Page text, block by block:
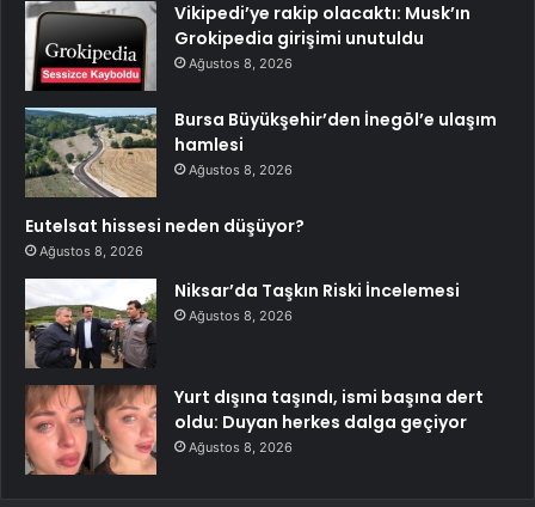
Vikipedi’ye rakip olacaktı: Musk’ın
Grokipedia girişimi unutuldu
Ağustos 8, 2026
Bursa Büyükşehir’den İnegöl’e ulaşım
hamlesi
Ağustos 8, 2026
Eutelsat hissesi neden düşüyor?
Ağustos 8, 2026
Niksar’da Taşkın Riski İncelemesi
Ağustos 8, 2026
Yurt dışına taşındı, ismi başına dert
oldu: Duyan herkes dalga geçiyor
Ağustos 8, 2026